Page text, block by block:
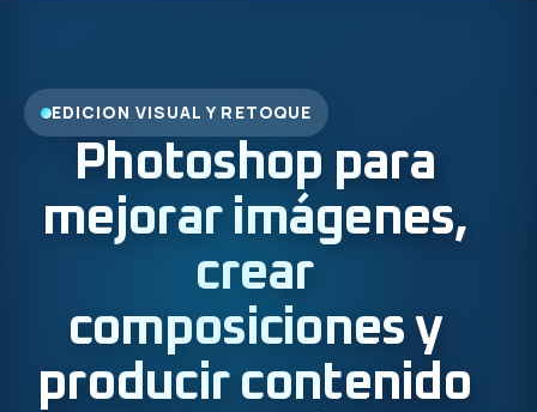
EDICION VISUAL Y RETOQUE
Photoshop para
mejorar imágenes,
crear
composiciones y
producir contenido